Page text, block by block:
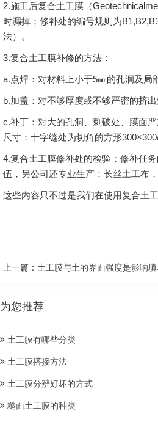
2.施工后复合土工膜（
时漏掉；修补处的编号规则为
法）。
3.复合土工膜补修的方法：
a.点焊：对材料上小于5㎜的孔洞及局
b.加盖：对不够厚度或不够严密的挤
c.补丁：对大的孔洞、刺破处、膜面
尺寸：十字缝处为切角的方形
4.复合土工膜修补处的检验：修补任
伍，另公司还专业生产： 长丝土工布
这些内容只不过是我们在使用复合土
上一篇： 土工膜与土的界面强度是影响
为您推荐
土工膜有哪些分类
土工膜搭接方法
土工膜分辨好坏的方式
糙面土工膜的种类